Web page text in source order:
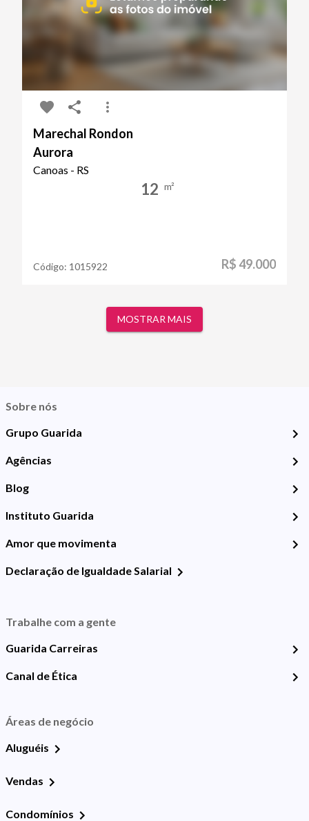
Marechal Rondon
Aurora
Canoas - RS
12 m²
Código: 1015922 R$ 49.000
MOSTRAR MAIS
Sobre nós
Grupo Guarida
Agências
Blog
Instituto Guarida
Amor que movimenta
Declaração de Igualdade Salarial
Trabalhe com a gente
Guarida Carreiras
Canal de Ética
Áreas de negócio
Aluguéis
Vendas
Condomínios